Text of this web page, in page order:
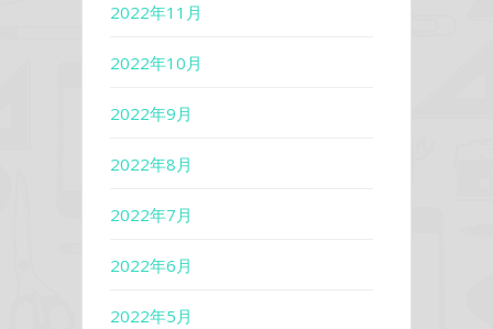
2022年11月
2022年10月
2022年9月
2022年8月
2022年7月
2022年6月
2022年5月